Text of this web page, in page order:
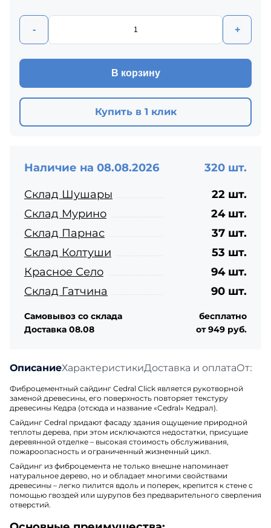
ОписаниеХарактеристикиДоставка и оплата
Фиброцементный сайдинг Cedral Click является рукотворной
заменой древесины, его поверхность повторяет текстуру
древесины Кедра (отсюда и название «Cedral» Кедрал).
Сайдинг Cedral придают фасаду здания ощущение природной
теплоты дерева, при этом исключаются недостатки, присущие
деревянной отделке – высокая стоимость обслуживания,
пожароопасность и ограниченный жизненный цикл.
Сайдинг из фиброцемента не только внешне напоминает
натуральное дерево, но и обладает многими свойствами
древесины – легко пилится вдоль и поперек, крепится к стене с
помощью гвоздей или шурупов без предварительного сверления
отверстий.
- +
В корзину
Купить в 1 клик
Наличие на 08.08.2026
320 шт.
Склад Шушары
22 шт.
Склад Мурино
24 шт.
Склад Парнас
37 шт.
Склад Колтуши
53 шт.
Красное Село
94 шт.
Склад Гатчина
90 шт.
Самовывоз со склада
бесплатно
Доставка 08.08
от 949 руб.